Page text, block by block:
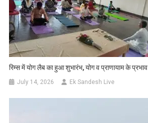
रिम्स में योग लैब का हुआ शुभारंभ, योग व प्राणायाम के
July 14, 2026 Ek Sandesh Live